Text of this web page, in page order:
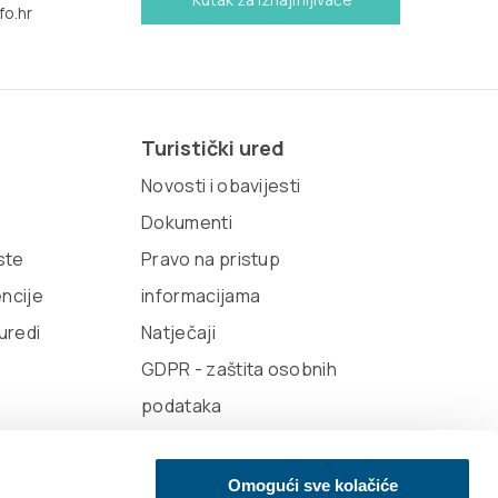
Omogući sve kolačiće
Turistički ured
Novosti i obavijesti
Dokumenti
Pravo na pristup
informacijama
Natječaji
GDPR - zaštita osobnih
podataka